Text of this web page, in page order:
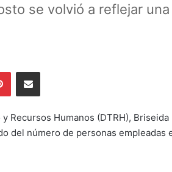
se volvió a reflejar una
PinterestShare via Email
Recursos Humanos (DTRH), Briseida
del número de personas empleadas